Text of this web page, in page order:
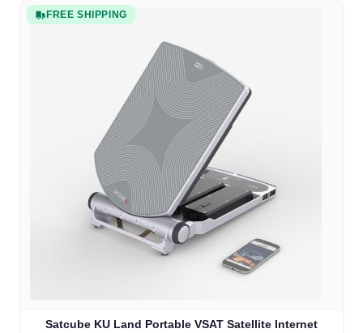
FREE SHIPPING
Satcube KU Land Portable VSAT Satellite Internet